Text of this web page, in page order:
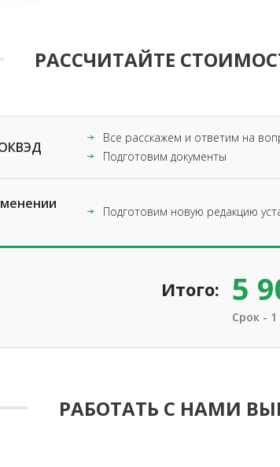
РАССЧИТАЙТЕ
Все расскажем и ответим на
Подготовим документы
Подготовим новую редакцию
Итого: 5
Срок -
РАБОТАТЬ С НАМИ